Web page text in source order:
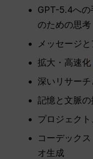
GPT-5.4への
のための思考
メッセージ
拡大・高速化
深いリサーチ
記憶と文脈の
プロジェク
コーデック
オ生成